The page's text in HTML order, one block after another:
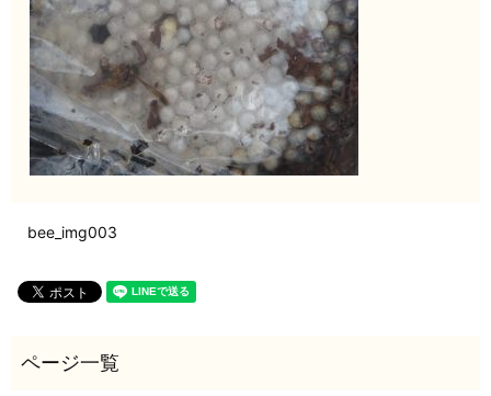
bee_img003